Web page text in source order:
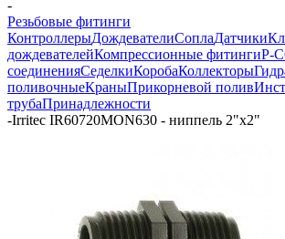
-
Резьбовые фитинги
КонтроллерыДождевателиСоплаДатчики
дождевателейКомпрессионные фитингиP-
соединенияСеделкиКоробаКоллекторы
поливочныеКраныПрикорневой полив
трубаПринадлежности
-Irritec IR60720MON630 - ниппель 2"х2"